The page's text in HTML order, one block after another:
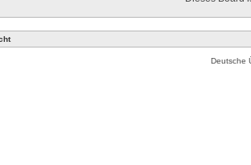
Deutsche